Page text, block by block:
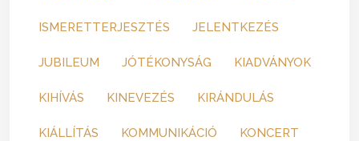
ISMERETTERJESZTÉS JELENTKEZÉS
JUBILEUM JÓTÉKONYSÁG KIADVÁNYOK
KIHÍVÁS KINEVEZÉS KIRÁNDULÁS
KIÁLLÍTÁS KOMMUNIKÁCIÓ KONCERT